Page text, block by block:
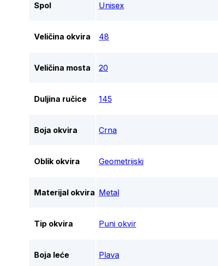
Spol Unisex
Veličina okvira 48
Veličina mosta 20
Duljina ručice 145
Boja okvira Crna
Oblik okvira Geometrijski
Materijal okvira Metal
Tip okvira Puni okvir
Boja leće Plava